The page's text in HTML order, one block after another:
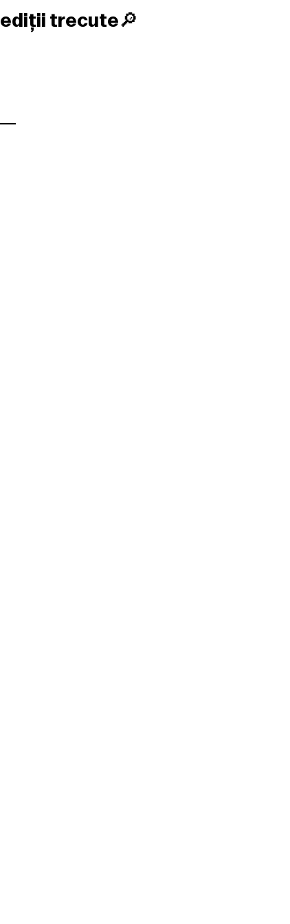
ediții trecute🔎